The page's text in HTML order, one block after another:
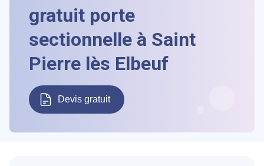
gratuit porte
sectionnelle à Saint
Pierre lès Elbeuf
Devis gratuit